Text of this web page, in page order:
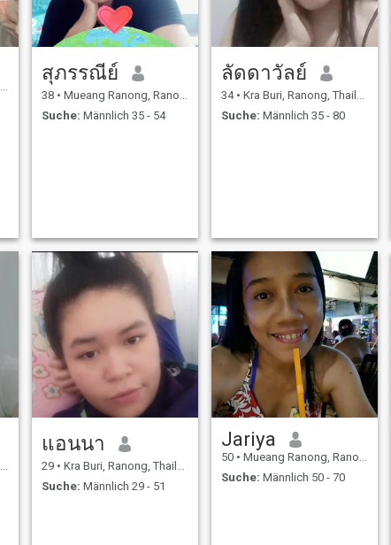
สุภรรณีย์
38 • Mueang Ranong, Ranong, Thailand
Suche: Männlich 35 - 54
ลัดดาวัลย์
34 • Kra Buri, Ranong, Thailand
Suche: Männlich 35 - 80
แอนนา
29 • Kra Buri, Ranong, Thailand
Suche: Männlich 29 - 51
Jariya
50 • Mueang Ranong, Ranong, Thailand
Suche: Männlich 50 - 70